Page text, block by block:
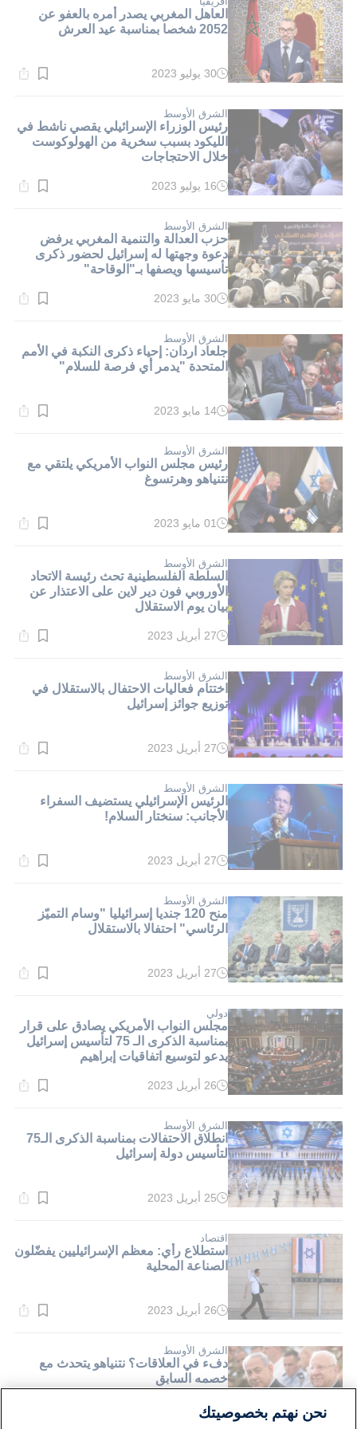
العاهل المغربي يصدر أمره بالعفو عن
2052 شخصا بمناسبة عيد العرش
وقت
دقيقة.
30 يوليو 2023
الشرق الأوسط
رئيس الوزراء الإسرائيلي يقصي ناشط في
الليكود بسبب سخرية من الهولوكوست
خلال الاحتجاجات
وقت
دقيقة.
16 يوليو 2023
الشرق الأوسط
حزب العدالة والتنمية المغربي يرفض
دعوة وجهتها له إسرائيل لحضور ذكرى
تأسيسها ويصفها بـ"الوقاحة"
وقت
دقيقة.
30 مايو 2023
الشرق الأوسط
جلعاد اردان: إحياء ذكرى النكبة في الأمم
المتحدة "يدمر أي فرصة للسلام"
وقت
دقيقة.
14 مايو 2023
الشرق الأوسط
رئيس مجلس النواب الأمريكي يلتقي مع
نتنياهو وهرتسوغ
وقت
دقيقة.
01 مايو 2023
الشرق الأوسط
السلطة الفلسطينية تحث رئيسة الاتحاد
الأوروبي فون دير لاين على الاعتذار عن
بيان يوم الاستقلال
وقت
دقيقة.
27 أبريل 2023
الشرق الأوسط
اختتام فعاليات الاحتفال بالاستقلال في
توزيع جوائز إسرائيل
وقت
دقيقة.
27 أبريل 2023
الشرق الأوسط
الرئيس الإسرائيلي يستضيف السفراء
الأجانب: سنختار السلام!
وقت
دقيقة.
27 أبريل 2023
الشرق الأوسط
منح 120 جنديا إسرائيليا "وسام التميّز
الرئاسي" احتفالا بالاستقلال
وقت
دقيقة.
27 أبريل 2023
دولي
مجلس النواب الأمريكي يصادق على قرار
بمناسبة الذكرى الـ 75 لتأسيس إسرائيل
يدعو لتوسيع اتفاقيات إبراهيم
وقت
دقيقة.
26 أبريل 2023
الشرق الأوسط
انطلاق الاحتفالات بمناسبة الذكرى الـ75
لتأسيس دولة إسرائيل
وقت
دقيقة.
25 أبريل 2023
اقتصاد
استطلاع رأي: معظم الإسرائيليين يفضّلون
الصناعة المحلية
وقت
دقيقة.
26 أبريل 2023
الشرق الأوسط
دفء في العلاقات؟ نتنياهو يتحدث مع
خصمه السابق
26 أبريل 2023
نحن نهتم بخصوصيتك